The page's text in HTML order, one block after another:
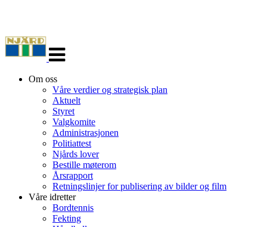
navigasjon
Om oss
Våre verdier og strategisk plan
Aktuelt
Styret
Valgkomite
Administrasjonen
Politiattest
Njårds lover
Bestille møterom
Årsrapport
Retningslinjer for publisering av bilder og film
Våre idretter
Bordtennis
Fekting